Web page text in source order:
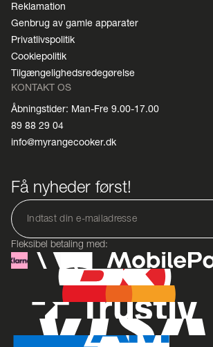
Reklamation
Genbrug av gamle apparater
Privatlivspolitik
Cookiepolitik
Tilgængelighedsredegørelse
KONTAKT OS
Åbningstider: Man-Fre 9.00-17.00
89 88 29 04
info@myrangecooker.dk
Få nyheder først!
Fleksibel betaling med: